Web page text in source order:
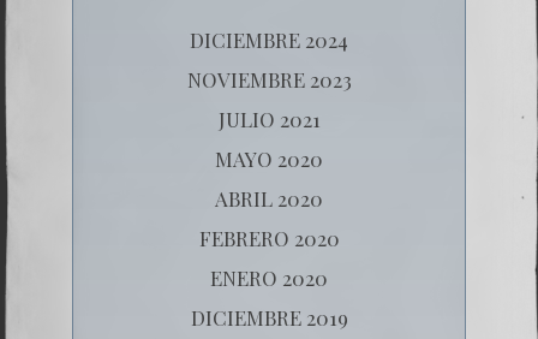
DICIEMBRE 2024
NOVIEMBRE 2023
JULIO 2021
MAYO 2020
ABRIL 2020
FEBRERO 2020
ENERO 2020
DICIEMBRE 2019